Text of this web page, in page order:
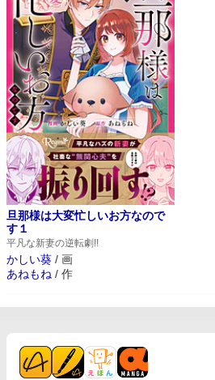
平凡な新妻の逆転劇!!
旦那様は大変忙しいお方なので
す１
かしい葵 / 画
あねもね / 作